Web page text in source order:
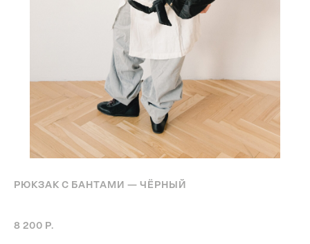
РЮКЗАК С БАНТАМИ — ЧЁРНЫЙ
8 200 Р.